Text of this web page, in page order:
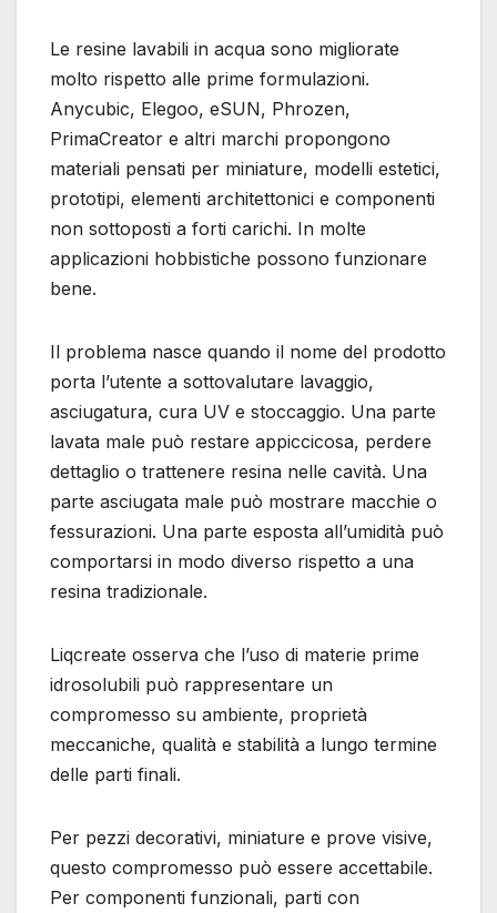
Le resine lavabili in acqua sono migliorate
molto rispetto alle prime formulazioni.
Anycubic, Elegoo, eSUN, Phrozen,
PrimaCreator e altri marchi propongono
materiali pensati per miniature, modelli estetici,
prototipi, elementi architettonici e componenti
non sottoposti a forti carichi. In molte
applicazioni hobbistiche possono funzionare
bene.
Il problema nasce quando il nome del prodotto
porta l’utente a sottovalutare lavaggio,
asciugatura, cura UV e stoccaggio. Una parte
lavata male può restare appiccicosa, perdere
dettaglio o trattenere resina nelle cavità. Una
parte asciugata male può mostrare macchie o
fessurazioni. Una parte esposta all’umidità può
comportarsi in modo diverso rispetto a una
resina tradizionale.
Liqcreate osserva che l’uso di materie prime
idrosolubili può rappresentare un
compromesso su ambiente, proprietà
meccaniche, qualità e stabilità a lungo termine
delle parti finali.
Per pezzi decorativi, miniature e prove visive,
questo compromesso può essere accettabile.
Per componenti funzionali, parti con